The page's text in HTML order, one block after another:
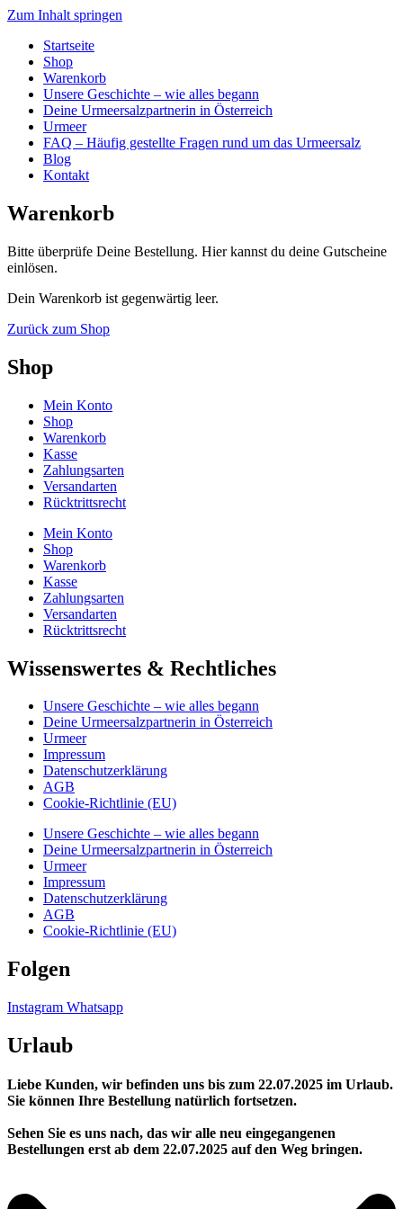
Zum Inhalt springen
Startseite
Shop
Warenkorb
Unsere Geschichte – wie alles begann
Deine Urmeersalzpartnerin in Österreich
Urmeer
FAQ – Häufig gestellte Fragen rund um das Urmeersalz
Blog
Kontakt
Warenkorb
Bitte überprüfe Deine Bestellung. Hier kannst du deine Gutscheine
einlösen.
Dein Warenkorb ist gegenwärtig leer.
Zurück zum Shop
Shop
Mein Konto
Shop
Warenkorb
Kasse
Zahlungsarten
Versandarten
Rücktrittsrecht
Mein Konto
Shop
Warenkorb
Kasse
Zahlungsarten
Versandarten
Rücktrittsrecht
Wissenswertes & Rechtliches
Unsere Geschichte – wie alles begann
Deine Urmeersalzpartnerin in Österreich
Urmeer
Impressum
Datenschutzerklärung
AGB
Cookie-Richtlinie (EU)
Unsere Geschichte – wie alles begann
Deine Urmeersalzpartnerin in Österreich
Urmeer
Impressum
Datenschutzerklärung
AGB
Cookie-Richtlinie (EU)
Folgen
Instagram Whatsapp
Urlaub
Liebe Kunden, wir befinden uns bis zum 22.07.2025 im Urlaub.
Sie können Ihre Bestellung natürlich fortsetzen.
Sehen Sie es uns nach, das wir alle neu eingegangenen
Bestellungen erst ab dem 22.07.2025 auf den Weg bringen.